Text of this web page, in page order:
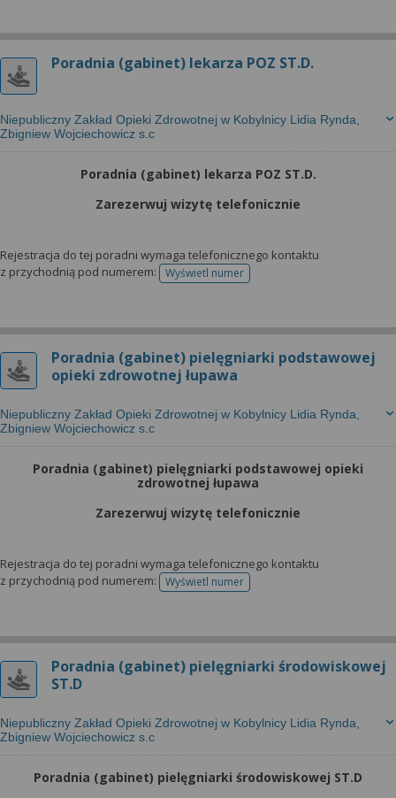
Poradnia (gabinet) lekarza POZ ST.D.
Niepubliczny Zakład Opieki Zdrowotnej w Kobylnicy Lidia Rynda,
Zbigniew Wojciechowicz s.c
Poradnia (gabinet) lekarza POZ ST.D.
Zarezerwuj wizytę telefonicznie
Rejestracja do tej poradni wymaga telefonicznego kontaktu
z przychodnią pod numerem:
Wyświetl numertelefonu do rejestracji
Poradnia (gabinet) pielęgniarki podstawowej
opieki zdrowotnej łupawa
Niepubliczny Zakład Opieki Zdrowotnej w Kobylnicy Lidia Rynda,
Zbigniew Wojciechowicz s.c
Poradnia (gabinet) pielęgniarki podstawowej opieki
zdrowotnej łupawa
Zarezerwuj wizytę telefonicznie
Rejestracja do tej poradni wymaga telefonicznego kontaktu
z przychodnią pod numerem:
Wyświetl numertelefonu do rejestracji
Poradnia (gabinet) pielęgniarki środowiskowej
ST.D
Niepubliczny Zakład Opieki Zdrowotnej w Kobylnicy Lidia Rynda,
Zbigniew Wojciechowicz s.c
Poradnia (gabinet) pielęgniarki środowiskowej ST.D